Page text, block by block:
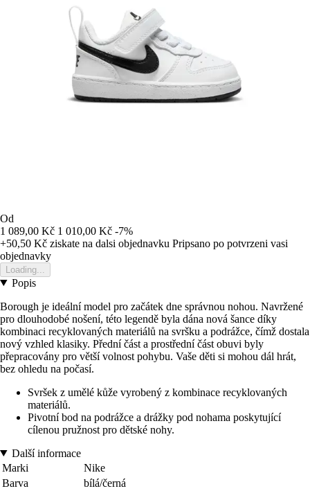
Od
1 089,00 Kč 1 010,00 Kč -7%
+50,50 Kč ziskate na dalsi objednavku Pripsano po potvrzeni vasi
objednavky
Loading...
Popis
Borough je ideální model pro začátek dne správnou nohou. Navržené
pro dlouhodobé nošení, této legendě byla dána nová šance díky
kombinaci recyklovaných materiálů na svršku a podrážce, čímž dostala
nový vzhled klasiky. Přední část a prostřední část obuvi byly
přepracovány pro větší volnost pohybu. Vaše děti si mohou dál hrát,
bez ohledu na počasí.
Svršek z umělé kůže vyrobený z kombinace recyklovaných
materiálů.
Pivotní bod na podrážce a drážky pod nohama poskytující
cílenou pružnost pro dětské nohy.
Další informace
Marki
Nike
Barva
bílá/černá